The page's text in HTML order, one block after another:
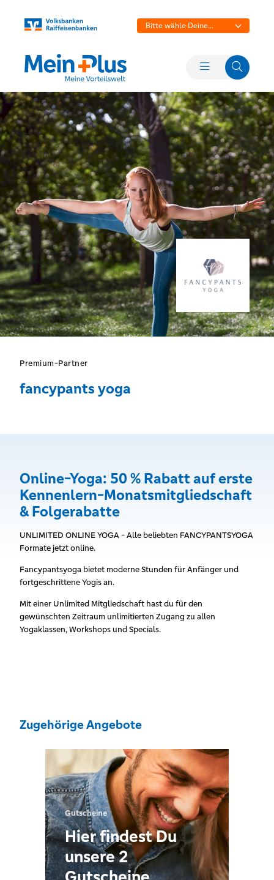
Bitte wähle Deine
Premium-Partner
fancypants yoga
Online-Yoga: 50 % Rabatt auf erste
Kennenlern-Monatsmitgliedschaft
& Folgerabatte
UNLIMITED ONLINE YOGA - Alle beliebten FANCYPANTSYOGA
Formate jetzt online.
Fancypantsyoga bietet moderne Stunden für Anfänger und
fortgeschrittene Yogis an.
Mit einer Unlimited Mitgliedschaft hast du für den
gewünschten Zeitraum unlimitierten Zugang zu allen
Yogaklassen, Workshops und Specials.
Zugehörige Angebote
Gutscheine
Hier findest Du
unsere 2